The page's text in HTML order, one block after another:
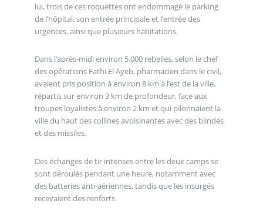
lui, trois de ces roquettes ont endommagé le parking
de l’hôpital, son entrée principale et l’entrée des
urgences, ainsi que plusieurs habitations.
Dans l’après-midi environ 5.000 rebelles, selon le chef
des opérations Fathi El Ayeb, pharmacien dans le civil,
avaient pris position à environ 8 km à l’est de la ville,
répartis sur environ 3 km de profondeur, face aux
troupes loyalistes à environ 2 km et qui pilonnaient la
ville du haut des collines avoisinantes avec des blindés
et des missiles.
Des échanges de tir intenses entre les deux camps se
sont déroulés pendant une heure, notamment avec
des batteries anti-aériennes, tandis que les insurgés
recevaient des renforts.